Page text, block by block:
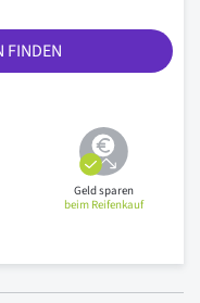
FINDEN
Geld sparen
beim Reifenkauf